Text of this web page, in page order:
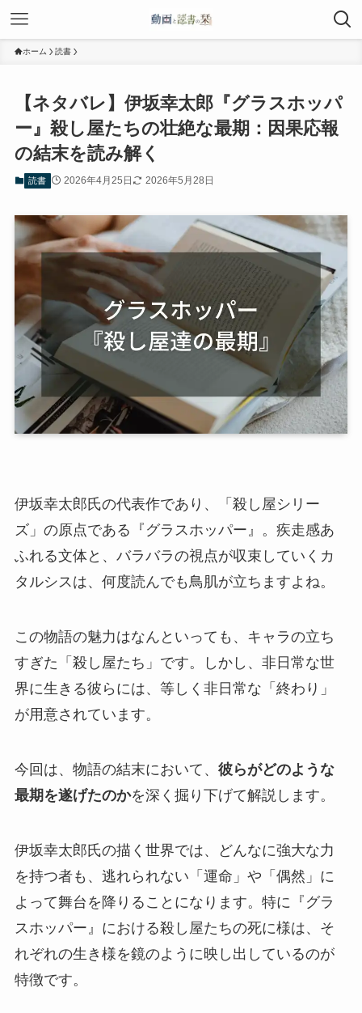
ホーム 読書
【ネタバレ】伊坂幸太郎『グラスホッパ
ー』殺し屋たちの壮絶な最期：因果応報
の結末を読み解く
読書 2026年4月25日 2026年5月28日
伊坂幸太郎氏の代表作であり、「殺し屋シリー
ズ」の原点である『グラスホッパー』。疾走感あ
ふれる文体と、バラバラの視点が収束していくカ
タルシスは、何度読んでも鳥肌が立ちますよね。
この物語の魅力はなんといっても、キャラの立ち
すぎた「殺し屋たち」です。しかし、非日常な世
界に生きる彼らには、等しく非日常な「終わり」
が用意されています。
今回は、物語の結末において、 彼らがどのような
最期を遂げたのかを深く掘り下げて解説します。
伊坂幸太郎氏の描く世界では、どんなに強大な力
を持つ者も、逃れられない「運命」や「偶然」に
よって舞台を降りることになります。特に『グラ
スホッパー』における殺し屋たちの死に様は、そ
れぞれの生き様を鏡のように映し出しているのが
特徴です。